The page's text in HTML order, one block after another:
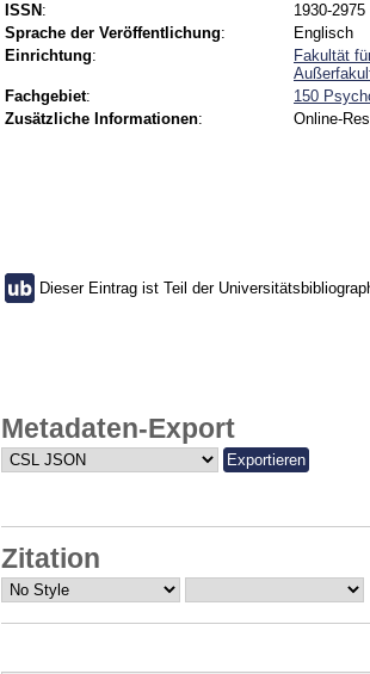
ISSN :
1930-2975
Sprache der Veröffentlichung:
Englisch
Einrichtung:
Fakultät
Fachgebiet:
150
Zusätzliche Informationen: Online-
Dieser Eintrag ist Teil der
Metadaten-Export
Zitation